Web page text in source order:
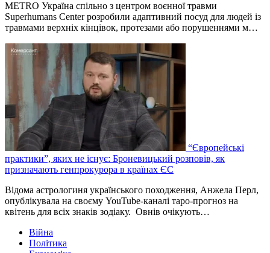
METRO Україна спільно з центром воєнної травми
Superhumans Center розробили адаптивний посуд для людей із
травмами верхніх кінцівок, протезами або порушеннями м…
“Європейські
практики”, яких не існує: Броневицький розповів, як
призначають генпрокурора в країнах ЄС
Відома астрологиня українського походження, Анжела Перл,
опублікувала на своєму YouTube-каналі таро-прогноз на
квітень для всіх знаків зодіаку. Овнів очікують…
Війна
Політика